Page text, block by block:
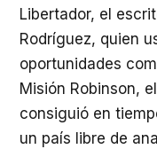
Libertador, el
Rodríguez, quien
oportunidades
Misión Robinson,
consiguió en
un país libre de